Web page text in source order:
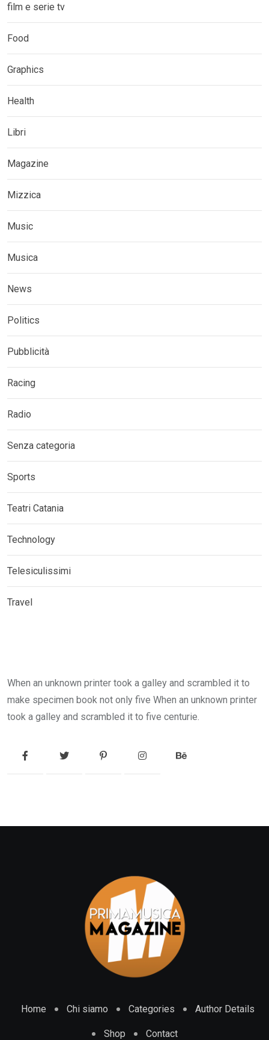
film e serie tv
Food
Graphics
Health
Libri
Magazine
Mizzica
Music
Musica
News
Politics
Pubblicità
Racing
Radio
Senza categoria
Sports
Teatri Catania
Technology
Telesiculissimi
Travel
When an unknown printer took a galley and scrambled it to
make specimen book not only five When an unknown printer
took a galley and scrambled it to five centurie.
Home Chi siamo Categories Author Details
Shop Contact